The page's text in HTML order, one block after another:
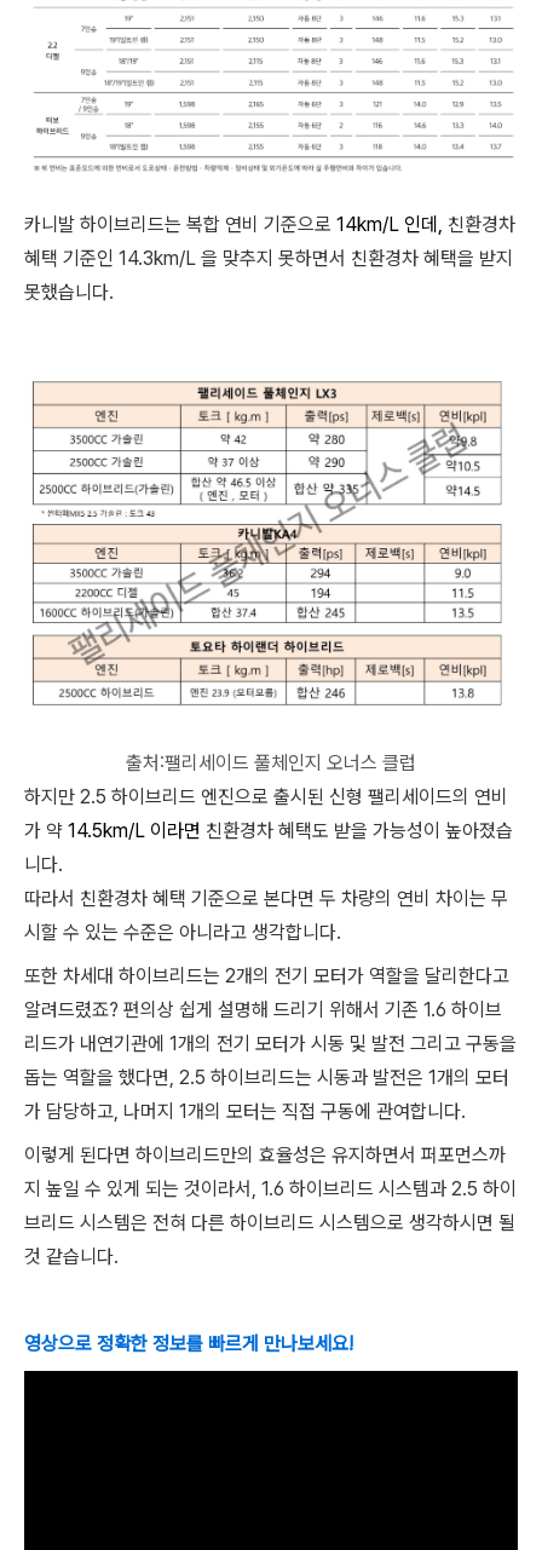
카니발 하이브리드는 복합 연비 기준으로 14km/L 인데, 친환경차
혜택 기준인 14.3km/L 을 맞추지 못하면서 친환경차 혜택을 받지
못했습니다.
출처:팰리세이드 풀체인지 오너스 클럽
하지만 2.5 하이브리드 엔진으로 출시된 신형 팰리세이드의 연비
가 약 14.5km/L 이라면 친환경차 혜택도 받을 가능성이 높아졌습
니다.
따라서 친환경차 혜택 기준으로 본다면 두 차량의 연비 차이는 무
시할 수 있는 수준은 아니라고 생각합니다.
또한 차세대 하이브리드는 2개의 전기 모터가 역할을 달리한다고
알려드렸죠? 편의상 쉽게 설명해 드리기 위해서 기존 1.6 하이브
리드가 내연기관에 1개의 전기 모터가 시동 및 발전 그리고 구동을
돕는 역할을 했다면, 2.5 하이브리드는 시동과 발전은 1개의 모터
가 담당하고, 나머지 1개의 모터는 직접 구동에 관여합니다.
이렇게 된다면 하이브리드만의 효율성은 유지하면서 퍼포먼스까
지 높일 수 있게 되는 것이라서, 1.6 하이브리드 시스템과 2.5 하이
브리드 시스템은 전혀 다른 하이브리드 시스템으로 생각하시면 될
것 같습니다.
영상으로 정확한 정보를 빠르게 만나보세요!